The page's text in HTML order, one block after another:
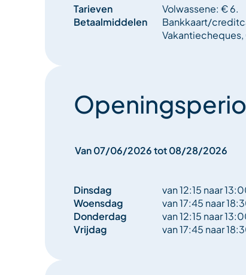
Tarieven
Volwassene: € 6.
Betaalmiddelen
Bankkaart/
Van 07/06/2026 tot 08/28/2026
Dinsdag
van 12:15 naar
Woensdag
van 17:45 naar
Donderdag
van 12:15 naar
Vrijdag
van 17:45 naar